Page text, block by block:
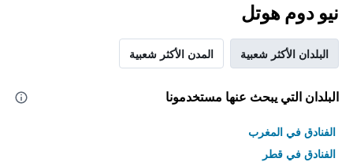
نيو دوم هوتل
البلدان الأكثر شعبية المدن الأكثر شعبية
البلدان التي يبحث عنها مستخدمونا
الفنادق في المغرب
الفنادق في قطر